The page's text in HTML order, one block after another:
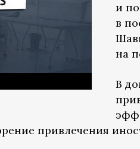
и
в
на
В
привлечения